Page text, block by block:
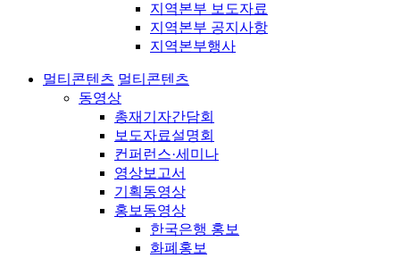
지역본부 보도자료
지역본부 공지사항
지역본부행사
멀티콘텐츠 멀티콘텐츠
동영상
총재기자간담회
보도자료설명회
컨퍼런스·세미나
영상보고서
기획동영상
홍보동영상
한국은행 홍보
화폐홍보